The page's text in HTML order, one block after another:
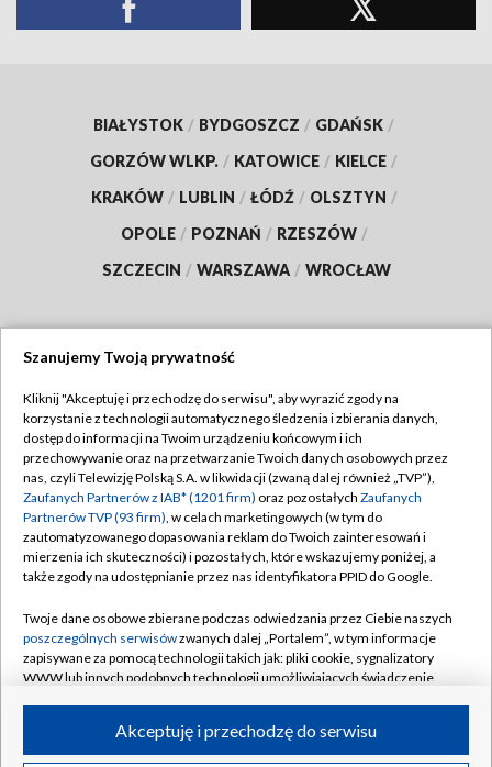
BIAŁYSTOK / BYDGOSZCZ / GDAŃSK /
GORZÓW WLKP. / KATOWICE / KIELCE /
KRAKÓW / LUBLIN / ŁÓDŹ / OLSZTYN /
OPOLE / POZNAŃ / RZESZÓW /
SZCZECIN / WARSZAWA / WROCŁAW
TVP
Abonament TVP
Emisja w TVP
Centrum informacji TVP
Naziemna Telewizja Cyfrowa
Rada Programowa
System NOS
Informacje o nadawcy
Program dla prasy
Regulamin TVP
Polityka prywatności
Moje zgody
Pomoc
Kontakt
Kanały
©2026 Telewizja Polska S.A. w likwidacji
Szanujemy Twoją prywatność
Kliknij "Akceptuję i przechodzę do serwisu", aby wyrazić zgody na
korzystanie z technologii automatycznego śledzenia i zbierania danych,
dostęp do informacji na Twoim urządzeniu końcowym i ich
przechowywanie oraz na przetwarzanie Twoich danych osobowych przez
nas, czyli Telewizję Polską S.A. w likwidacji (zwaną dalej również „TVP”),
Zaufanych Partnerów z IAB* (1201 firm) oraz pozostałych Zaufanych
Partnerów TVP (93 firm), w celach marketingowych (w tym do
zautomatyzowanego dopasowania reklam do Twoich zainteresowań i
mierzenia ich skuteczności) i pozostałych, które wskazujemy poniżej, a
także zgody na udostępnianie przez nas identyfikatora PPID do Google.
Twoje dane osobowe zbierane podczas odwiedzania przez Ciebie naszych
poszczególnych serwisówzwanych dalej „Portalem”, w tym informacje
zapisywane za pomocą technologii takich jak: pliki cookie, sygnalizatory
WWW lub innych podobnych technologii umożliwiających świadczenie
ruchu w Internecie.Akceptuję i przechodzę do serwisu